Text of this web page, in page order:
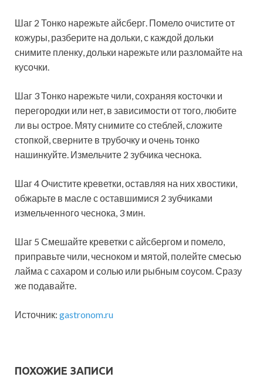
Шаг 2 Тонко нарежьте айсберг. Помело очистите от
кожуры, разберите на дольки, с каждой дольки
снимите пленку, дольки нарежьте или разломайте на
кусочки.
Шаг 3 Тонко нарежьте чили, сохраняя косточки и
перегородки или нет, в зависимости от того, любите
ли вы острое. Мяту снимите со стеблей, сложите
стопкой, сверните в трубочку и очень тонко
нашинкуйте. Измельчите 2 зубчика чеснока.
Шаг 4 Очистите креветки, оставляя на них хвостики,
обжарьте в масле с оставшимися 2 зубчиками
измельченного чеснока, 3 мин.
Шаг 5 Смешайте креветки с айсбергом и помело,
приправьте чили, чесноком и мятой, полейте смесью
лайма с сахаром и солью или рыбным соусом. Сразу
же подавайте.
Источник: gastronom.ru
ПОХОЖИЕ ЗАПИСИ